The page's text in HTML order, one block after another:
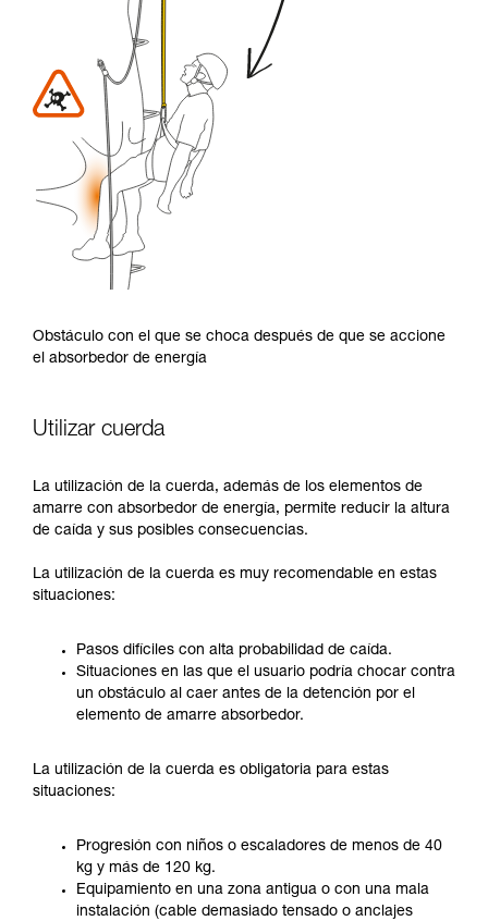
Obstáculo con el que se choca después de que se accione
el absorbedor de energía
Utilizar cuerda
La utilización de la cuerda, además de los elementos de
amarre con absorbedor de energía, permite reducir la altura
de caída y sus posibles consecuencias.
La utilización de la cuerda es muy recomendable en estas
situaciones:
Pasos difíciles con alta probabilidad de caída.
Situaciones en las que el usuario podría chocar contra
un obstáculo al caer antes de la detención por el
elemento de amarre absorbedor.
La utilización de la cuerda es obligatoria para estas
situaciones:
Progresión con niños o escaladores de menos de 40
kg y más de 120 kg.
Equipamiento en una zona antigua o con una mala
instalación (cable demasiado tensado o anclajes